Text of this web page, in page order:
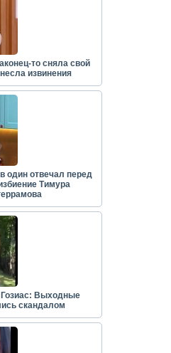
то сняла свой
извинения
один отвечал перед
Тимура
Выходные
скандалом